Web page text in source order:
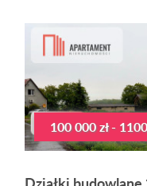
100 000 zł -